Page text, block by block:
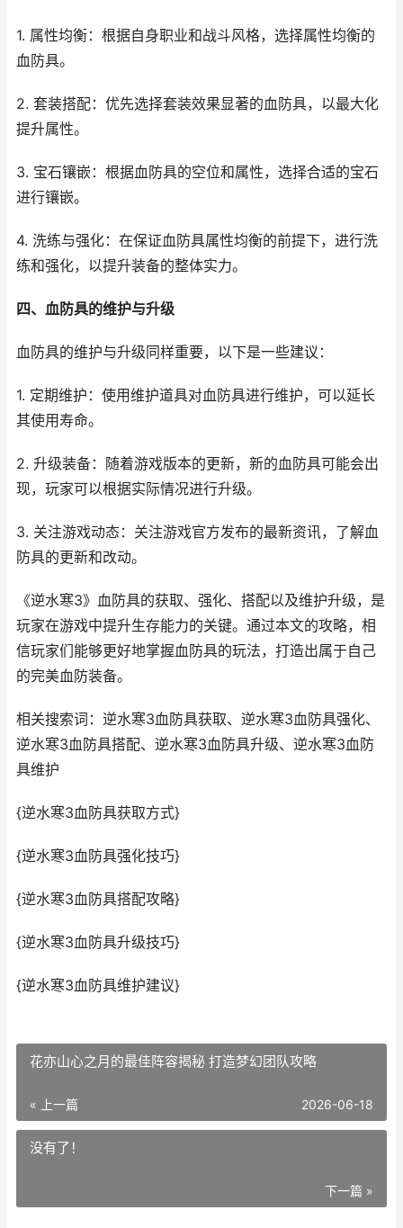
1. 属性均衡：根据自身职业和战斗风格，选择属性均衡的
血防具。
2. 套装搭配：优先选择套装效果显著的血防具，以最大化
提升属性。
3. 宝石镶嵌：根据血防具的空位和属性，选择合适的宝石
进行镶嵌。
4. 洗练与强化：在保证血防具属性均衡的前提下，进行洗
练和强化，以提升装备的整体实力。
四、血防具的维护与升级
血防具的维护与升级同样重要，以下是一些建议：
1. 定期维护：使用维护道具对血防具进行维护，可以延长
其使用寿命。
2. 升级装备：随着游戏版本的更新，新的血防具可能会出
现，玩家可以根据实际情况进行升级。
3. 关注游戏动态：关注游戏官方发布的最新资讯，了解血
防具的更新和改动。
《逆水寒3》血防具的获取、强化、搭配以及维护升级，是
玩家在游戏中提升生存能力的关键。通过本文的攻略，相
信玩家们能够更好地掌握血防具的玩法，打造出属于自己
的完美血防装备。
相关搜索词：逆水寒3血防具获取、逆水寒3血防具强化、
逆水寒3血防具搭配、逆水寒3血防具升级、逆水寒3血防
具维护
{逆水寒3血防具获取方式}
{逆水寒3血防具强化技巧}
{逆水寒3血防具搭配攻略}
{逆水寒3血防具升级技巧}
{逆水寒3血防具维护建议}
花亦山心之月的最佳阵容揭秘 打造梦幻团队攻略
« 上一篇 2026-06-18
没有了！
下一篇 »